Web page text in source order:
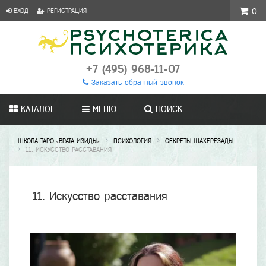
ВХОД РЕГИСТРАЦИЯ
+7 (495) 968-11-07
Заказать обратный звонок
КАТАЛОГ МЕНЮ ПОИСК
ШКОЛА ТАРО «ВРАТА ИЗИДЫ» ПСИХОЛОГИЯ
СЕКРЕТЫ ШАХЕРЕЗАДЫ
11. ИСКУССТВО РАССТАВАНИЯ
11. Искусство расставания
0